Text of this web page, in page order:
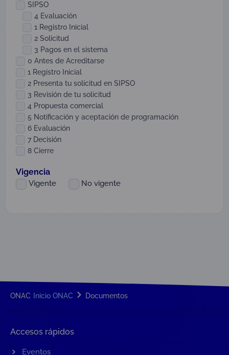
SIPSO
4 Evaluación
1 Registro Inicial
2 Solicitud
3 Pagos en el sistema
0 Antes de Acreditarse
1 Registro Inicial
2 Presenta tu solicitud en SIPSO
3 Revisión de tu solicitud
4 Propuesta comercial
5 Notificación y aceptación de programación
6 Evaluación
7 Decisión
8 Cierre
Vigencia
Vigente No vigente
ONAC Inicio ONAC Documentos
Accesos rápidos
Eventos